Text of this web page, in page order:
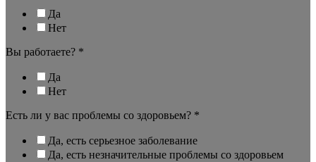
Да
Нет
Вы работаете? *
Да
Нет
Есть ли у вас проблемы со здоровьем? *
Да, есть серьезное заболевание
Да, есть незначительные проблемы со здоровьем